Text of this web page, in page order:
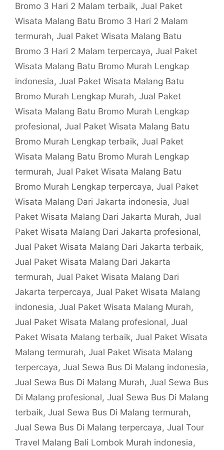
Bromo 3 Hari 2 Malam terbaik, Jual Paket
Wisata Malang Batu Bromo 3 Hari 2 Malam
termurah, Jual Paket Wisata Malang Batu
Bromo 3 Hari 2 Malam terpercaya, Jual Paket
Wisata Malang Batu Bromo Murah Lengkap
indonesia, Jual Paket Wisata Malang Batu
Bromo Murah Lengkap Murah, Jual Paket
Wisata Malang Batu Bromo Murah Lengkap
profesional, Jual Paket Wisata Malang Batu
Bromo Murah Lengkap terbaik, Jual Paket
Wisata Malang Batu Bromo Murah Lengkap
termurah, Jual Paket Wisata Malang Batu
Bromo Murah Lengkap terpercaya, Jual Paket
Wisata Malang Dari Jakarta indonesia, Jual
Paket Wisata Malang Dari Jakarta Murah, Jual
Paket Wisata Malang Dari Jakarta profesional,
Jual Paket Wisata Malang Dari Jakarta terbaik,
Jual Paket Wisata Malang Dari Jakarta
termurah, Jual Paket Wisata Malang Dari
Jakarta terpercaya, Jual Paket Wisata Malang
indonesia, Jual Paket Wisata Malang Murah,
Jual Paket Wisata Malang profesional, Jual
Paket Wisata Malang terbaik, Jual Paket Wisata
Malang termurah, Jual Paket Wisata Malang
terpercaya, Jual Sewa Bus Di Malang indonesia,
Jual Sewa Bus Di Malang Murah, Jual Sewa Bus
Di Malang profesional, Jual Sewa Bus Di Malang
terbaik, Jual Sewa Bus Di Malang termurah,
Jual Sewa Bus Di Malang terpercaya, Jual Tour
Travel Malang Bali Lombok Murah indonesia,